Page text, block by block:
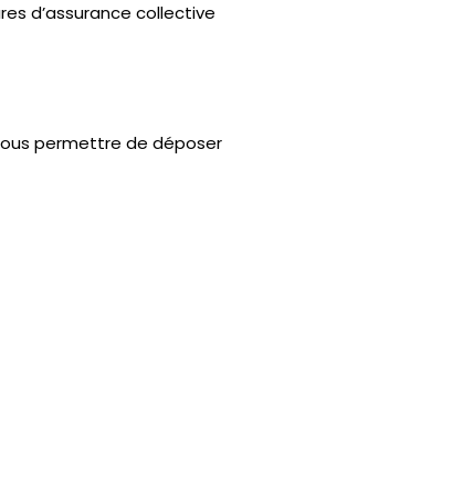
d’assurance collective
permettre de déposer